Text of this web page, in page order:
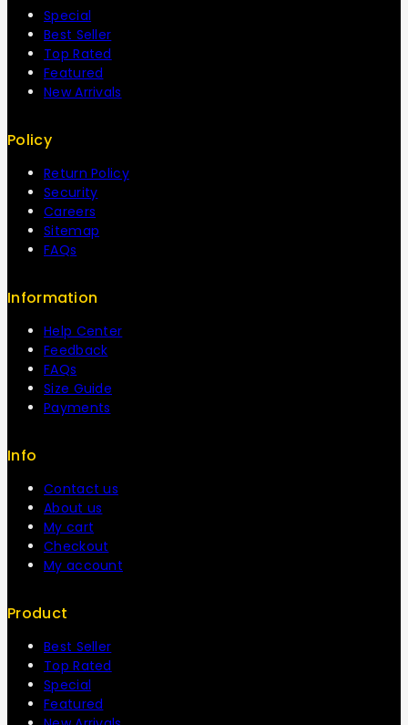
Special
Best Seller
Top Rated
Featured
New Arrivals
Policy
Return Policy
Security
Careers
Sitemap
FAQs
Information
Help Center
Feedback
FAQs
Size Guide
Payments
Info
Contact us
About us
My cart
Checkout
My account
Product
Best Seller
Top Rated
Special
Featured